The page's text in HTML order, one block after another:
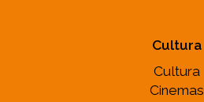
Cultura
Cultura
Cinemas